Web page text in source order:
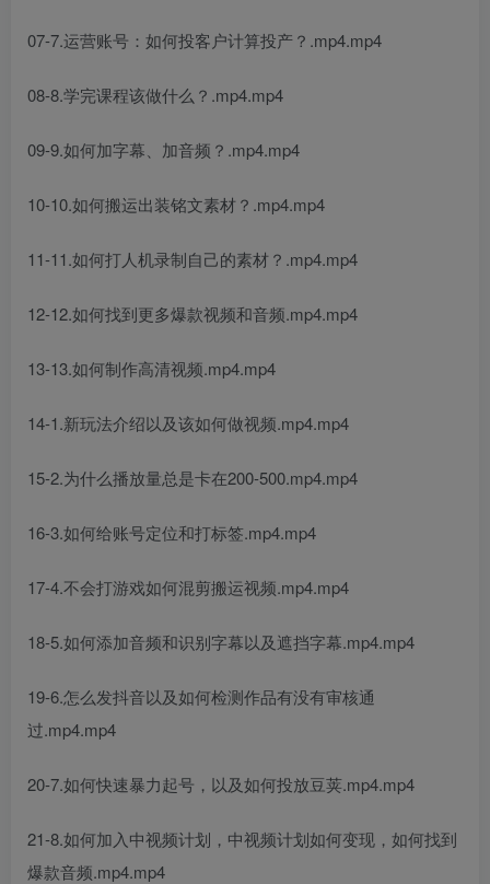
07-7.运营账号：如何投客户计算投产？.mp4.mp4
08-8.学完课程该做什么？.mp4.mp4
09-9.如何加字幕、加音频？.mp4.mp4
10-10.如何搬运出装铭文素材？.mp4.mp4
11-11.如何打人机录制自己的素材？.mp4.mp4
12-12.如何找到更多爆款视频和音频.mp4.mp4
13-13.如何制作高清视频.mp4.mp4
14-1.新玩法介绍以及该如何做视频.mp4.mp4
15-2.为什么播放量总是卡在200-500.mp4.mp4
16-3.如何给账号定位和打标签.mp4.mp4
17-4.不会打游戏如何混剪搬运视频.mp4.mp4
18-5.如何添加音频和识别字幕以及遮挡字幕.mp4.mp4
19-6.怎么发抖音以及如何检测作品有没有审核通
过.mp4.mp4
20-7.如何快速暴力起号，以及如何投放豆荚.mp4.mp4
21-8.如何加入中视频计划，中视频计划如何变现，如何找到
爆款音频.mp4.mp4